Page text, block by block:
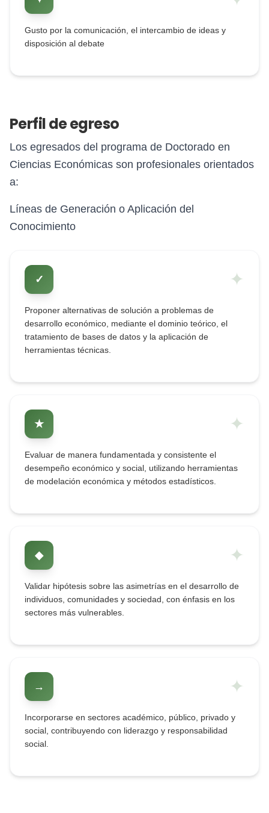
Gusto por la comunicación, el intercambio de ideas y
disposición al debate
Perfil de egreso
Los egresados del programa de Doctorado en
Ciencias Económicas son profesionales orientados
a:
Líneas de Generación o Aplicación del
Conocimiento
✓ ✦
Proponer alternativas de solución a problemas de
desarrollo económico, mediante el dominio teórico, el
tratamiento de bases de datos y la aplicación de
herramientas técnicas.
★ ✦
Evaluar de manera fundamentada y consistente el
desempeño económico y social, utilizando herramientas
de modelación económica y métodos estadísticos.
◆ ✦
Validar hipótesis sobre las asimetrías en el desarrollo de
individuos, comunidades y sociedad, con énfasis en los
sectores más vulnerables.
→ ✦
Incorporarse en sectores académico, público, privado y
social, contribuyendo con liderazgo y responsabilidad
social.